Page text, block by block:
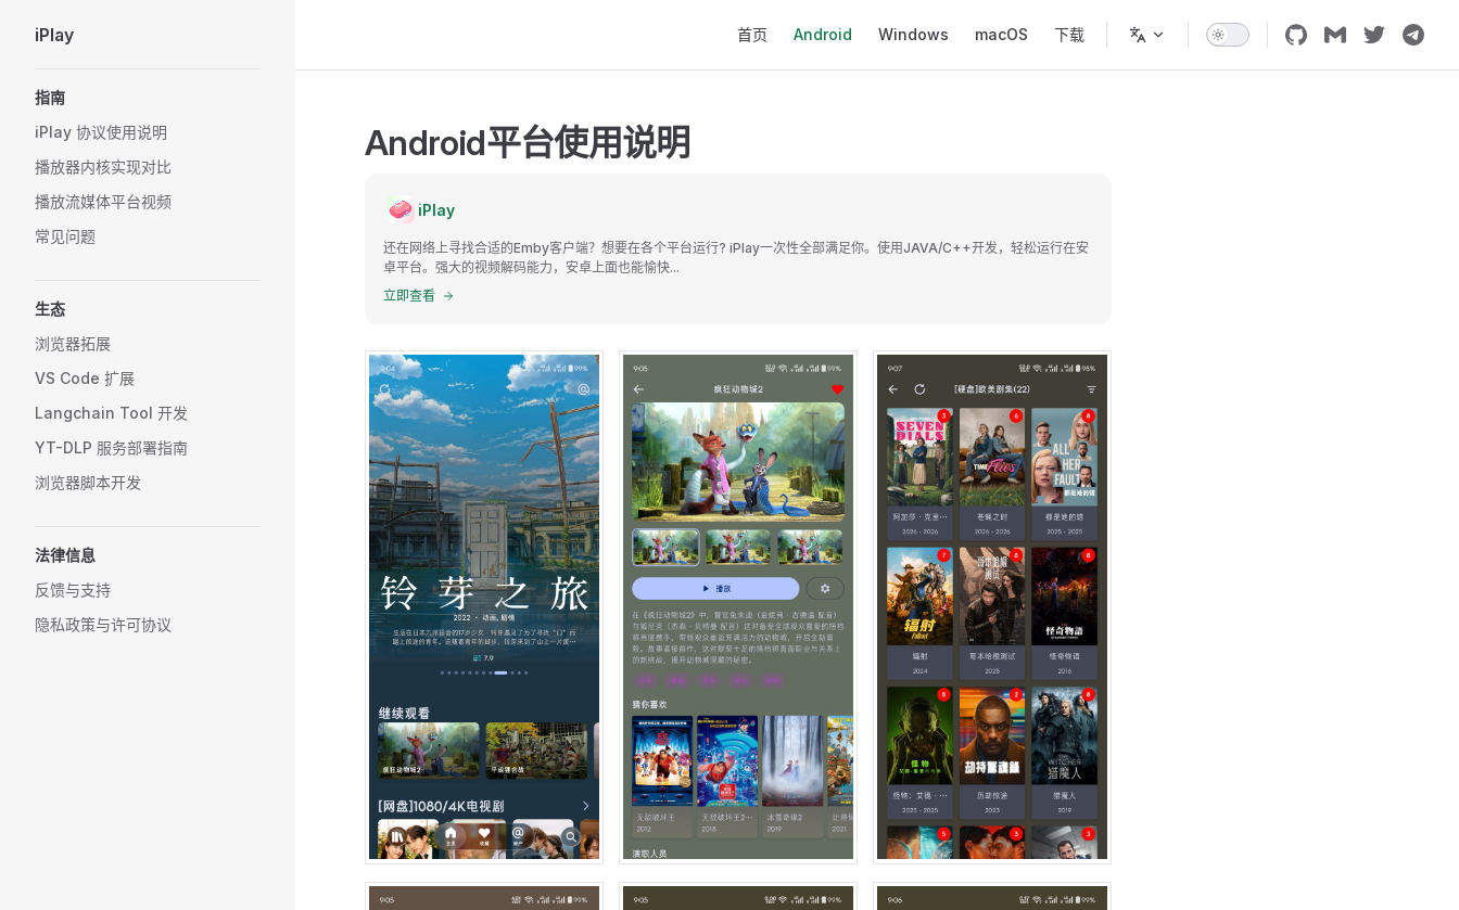
Skip to content
iPlay 首页 Android Windows macOS 下载
指南
iPlay 协议使用说明
播放器内核实现对比
播放流媒体平台视频
常见问题
生态
浏览器拓展
VS Code 扩展
Langchain Tool 开发
YT-DLP 服务部署指南
浏览器脚本开发
法律信息
反馈与支持
隐私政策与许可协议
Android平台使用说明
iPlay
还在网络上寻找合适的Emby客户端？想要在各个平台运行? iPlay一次性全部满足你。使用JAVA/C++开发，轻松运行在安
卓平台。强大的视频解码能力，安卓上面也能愉快...
立即查看